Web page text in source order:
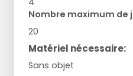
Nombre maximum de
20
Matériel nécessaire:
Sans objet